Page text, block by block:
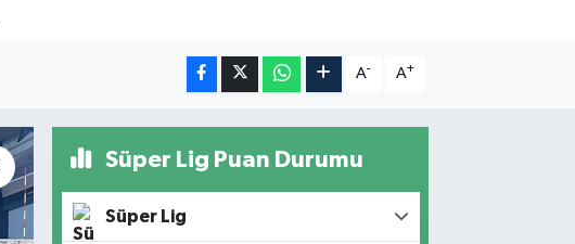
A- A+
Süper Lig Puan Durumu
Süper Lig